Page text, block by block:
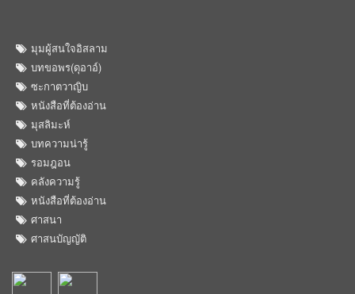
มุมผู้สนใจอิสลาม
บทขอพร(ดุอาอ์)
ซะกาตวาญิบ
หนังสือที่ต้องอ่าน
มุสลิมะห์
บทความน่ารู้
รอมฎอน
คลังความรู้
หนังสือที่ต้องอ่าน
ศาสนา
ศาสนบัญญัติ